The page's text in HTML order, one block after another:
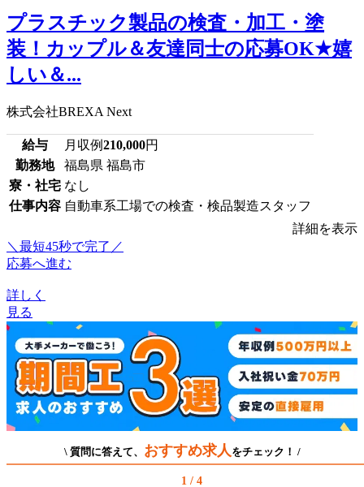
プラスチック製品の検査・加工・塗
装！カップル＆友達同士の応募OK★嬉
しい＆...
株式会社BREXA Next
給与 月収例210,000円
勤務地
福島県 福島市
寮・社宅 なし
仕事内容 自動車系工場での検査・検品製造スタッフ
詳細を表示
＼最短45秒で完了／
応募へ進む
詳しく
見る
\ 質問に答えて、 おすすめ求人 をチェック！ /
1 / 4